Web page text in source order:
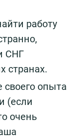
работу
СНГ
странах.
своего опыта
(если
очень